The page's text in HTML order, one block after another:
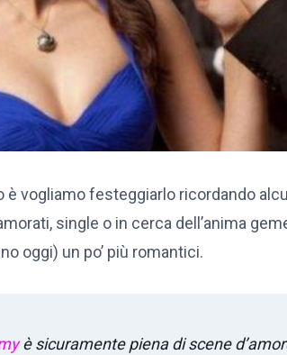
è vogliamo festeggiarlo ricordando
single o in cerca dell’anima
oggi) un po’ più romantici.
è sicuramente piena di scene